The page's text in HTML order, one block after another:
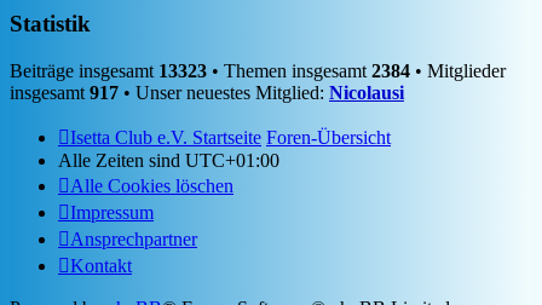
Statistik
Beiträge insgesamt 13323 • Themen insgesamt 2384 • Mitglieder
insgesamt 917 • Unser neuestes Mitglied: Nicolausi
Isetta Club e.V. Startseite Foren-Übersicht
Alle Zeiten sind UTC+01:00
Alle Cookies löschen
Impressum
Ansprechpartner
Kontakt